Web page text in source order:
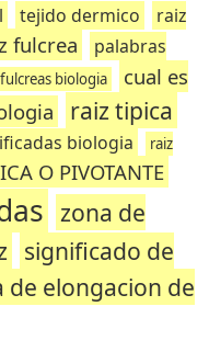
tejido dermico
raiz
fulcrea
palabras
biologia
cual es
raiz tipica
biologia
raiz
O PIVOTANTE
zona de
significado de
de elongacion de